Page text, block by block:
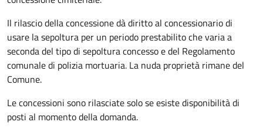
Il rilascio della concessione dà diritto al concessionario di
usare la sepoltura per un periodo prestabilito che varia a
seconda del tipo di sepoltura concesso e del Regolamento
comunale di polizia mortuaria. La nuda proprietà rimane del
Comune.
Le concessioni sono rilasciate solo se esiste disponibilità di
posti al momento della domanda.